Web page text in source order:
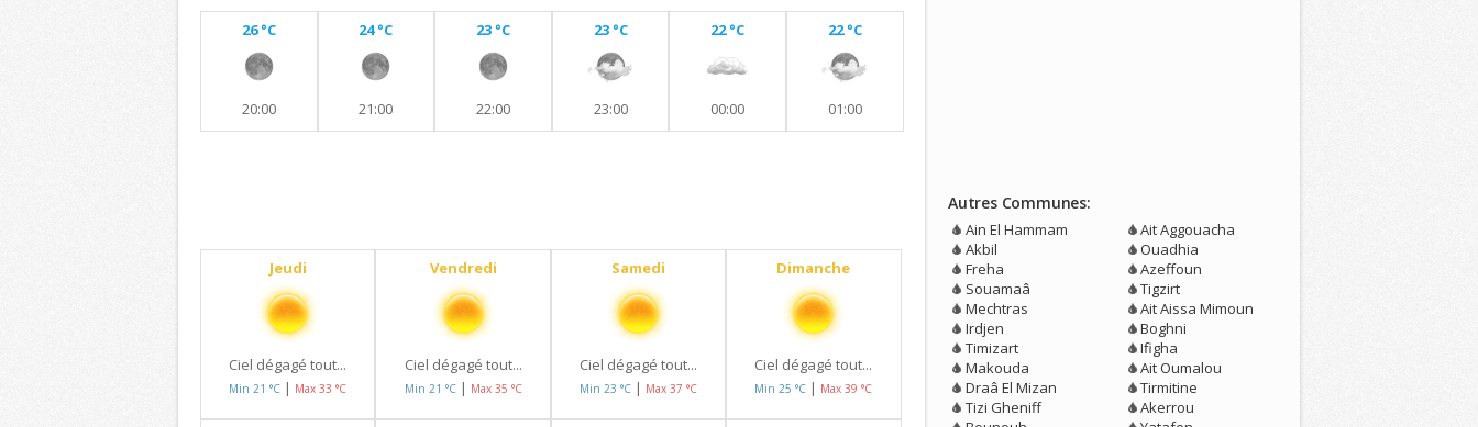
26 °C
20:00
24 °C
21:00
23 °C
22:00
23 °C
23:00
22 °C
00:00
22 °C
01:00
Jeudi
Ciel dégagé tout...
Min 21 °C | Max 33 °C
Vendredi
Ciel dégagé tout...
Min 21 °C | Max 35 °C
Samedi
Ciel dégagé tout...
Min 23 °C | Max 37 °C
Dimanche
Ciel dégagé tout...
Min 25 °C | Max 39 °C
Autres Communes:
Ain El Hammam
Akbil
Freha
Souamaâ
Mechtras
Irdjen
Timizart
Makouda
Draâ El Mizan
Tizi Gheniff
Ait Aggouacha
Ouadhia
Azeffoun
Tigzirt
Ait Aissa Mimoun
Boghni
Ifigha
Ait Oumalou
Tirmitine
Akerrou